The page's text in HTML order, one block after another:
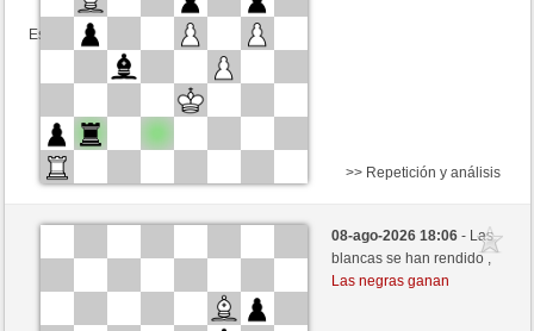
Esta partida es por puntos
Negras
loapuntas (1627) (+14)
Tiempo: 5 minutes/side + 8 seconds/move
>> Repetición y análisis
08-ago-2026 18:06- Las
blancas se han rendido ,
Las negras ganan